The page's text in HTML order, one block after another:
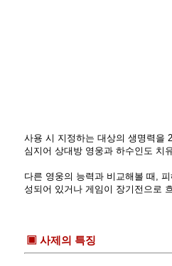
사용 시 지정하는 대상의 생명력을
심지어 상대방 영웅과 하수인도 치
다른 영웅의 능력과 비교해볼 때,
성되어 있거나 게임이 장기전으로
▣ 사제의 특징